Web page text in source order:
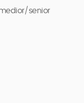
senior